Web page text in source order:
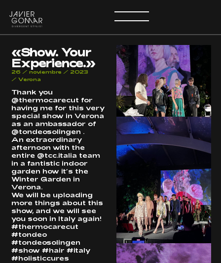
«Show. Your
Experience.»
26 / noviembre / 2023
/ Verona
Thank you
@thermocarecut for
having me for this very
special show in Verona
as an ambassador of
@tondeosolingen .
An extraordinary
afternoon with the
entire @tcc.italia team
in a fantistic indoor
garden how it’s the
Winter Garden in
Verona.
We will be uploading
more things about this
show, and we will see
you soon in Italy again!
#thermocarecut
#tondeo
#tondeosolingen
#show #hair #italy
#holisticcures